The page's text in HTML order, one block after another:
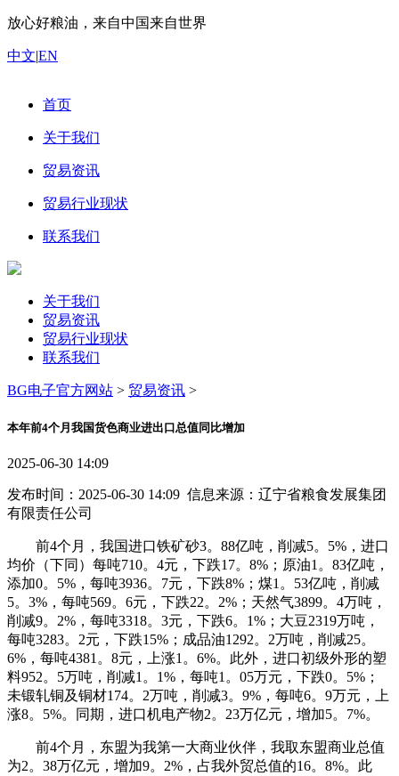
放心好粮油，来自中国来自世界
中文|EN
首页
关于我们
贸易资讯
贸易行业现状
联系我们
关于我们
贸易资讯
贸易行业现状
联系我们
BG电子官方网站 > 贸易资讯 >
本年前4个月我国货色商业进出口总值同比增加
2025-06-30 14:09
发布时间：2025-06-30 14:09 信息来源：辽宁省粮食发展集团
有限责任公司
前4个月，我国进口铁矿砂3。88亿吨，削减5。5%，进口
均价（下同）每吨710。4元，下跌17。8%；原油1。83亿吨，
添加0。5%，每吨3936。7元，下跌8%；煤1。53亿吨，削减
5。3%，每吨569。6元，下跌22。2%；天然气3899。4万吨，
削减9。2%，每吨3318。3元，下跌6。1%；大豆2319万吨，
每吨3283。2元，下跌15%；成品油1292。2万吨，削减25。
6%，每吨4381。8元，上涨1。6%。此外，进口初级外形的塑
料952。5万吨，削减1。1%，每吨1。05万元，下跌0。5%；
未锻轧铜及铜材174。2万吨，削减3。9%，每吨6。9万元，上
涨8。5%。同期，进口机电产物2。23万亿元，增加5。7%。
前4个月，东盟为我第一大商业伙伴，我取东盟商业总值
为2。38万亿元，增加9。2%，占我外贸总值的16。8%。此